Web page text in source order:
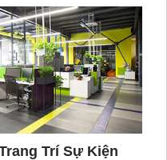
Trí Sự Kiện